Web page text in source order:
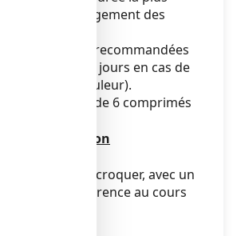
au soulagement des
les doses recommandées
de traitement (3 jours en cas de
en cas de douleur).
maximale est de 6 comprimés
d'administration
sans le croquer, avec un
d'eau, de préférence au cours